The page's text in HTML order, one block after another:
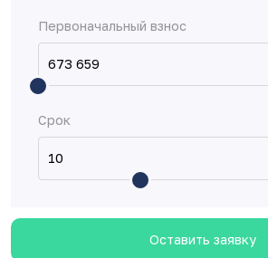
Первоначальный взнос
Срок
Оставить заявку